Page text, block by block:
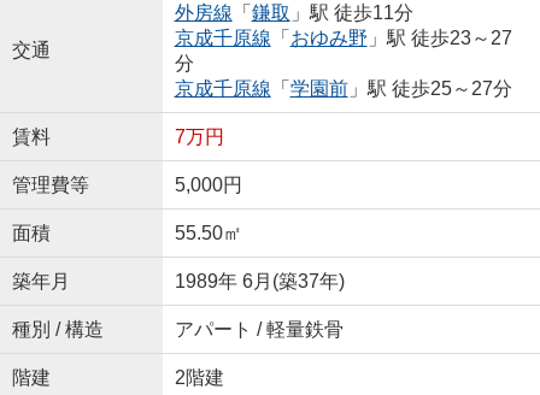
交通
外房線 「 鎌取 」駅 徒歩11分
京成千原線 「 おゆみ野 」駅 徒歩23～27
分
京成千原線 「 学園前」駅 徒歩25～27分
賃料 7万円
管理費等 5,000円
面積 55.50㎡
築年月 1989年 6月(築37年)
種別 / 構造 アパート / 軽量鉄骨
階建 2階建